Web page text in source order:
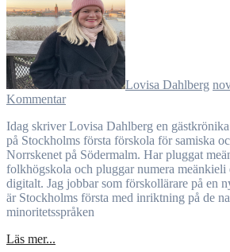
Lovisa Dahlberg
Kommentar
Idag skriver Lovisa Dahlberg en gästkrönika. Lovisa jobbar just nu
på Stockholms första förskola för samiska
Norrskenet på Södermalm. Har pluggat
folkhögskola och pluggar numera meänkieli
digitalt. Jag jobbar som förskollärare på en
är Stockholms första med inriktning på de
minoritetsspråken
Läs mer...